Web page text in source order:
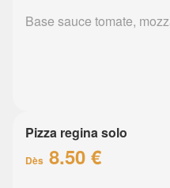
Base sauce tomate,
Pizza regina solo
Dès 8.50 €